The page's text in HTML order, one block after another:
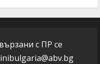
с ПР се